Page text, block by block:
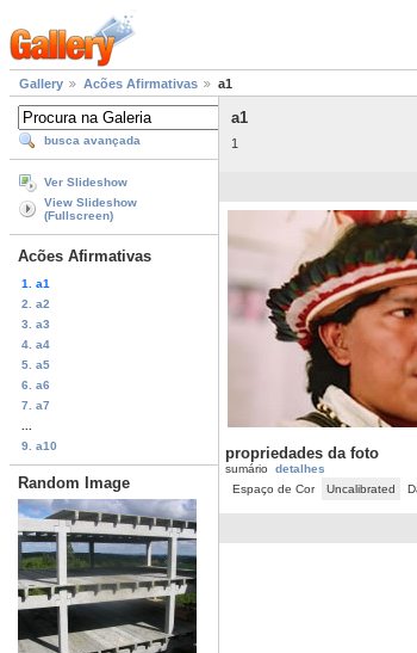
Gallery Acões Afirmativas a1
busca avançada
Ver Slideshow
View Slideshow
(Fullscreen)
Acões Afirmativas
1. a1
2. a2
3. a3
4. a4
5. a5
6. a6
7. a7
9. a10
Random Image
a1
1
propriedades da foto
sumário detalhes
Espaço de Cor
Uncalibrated